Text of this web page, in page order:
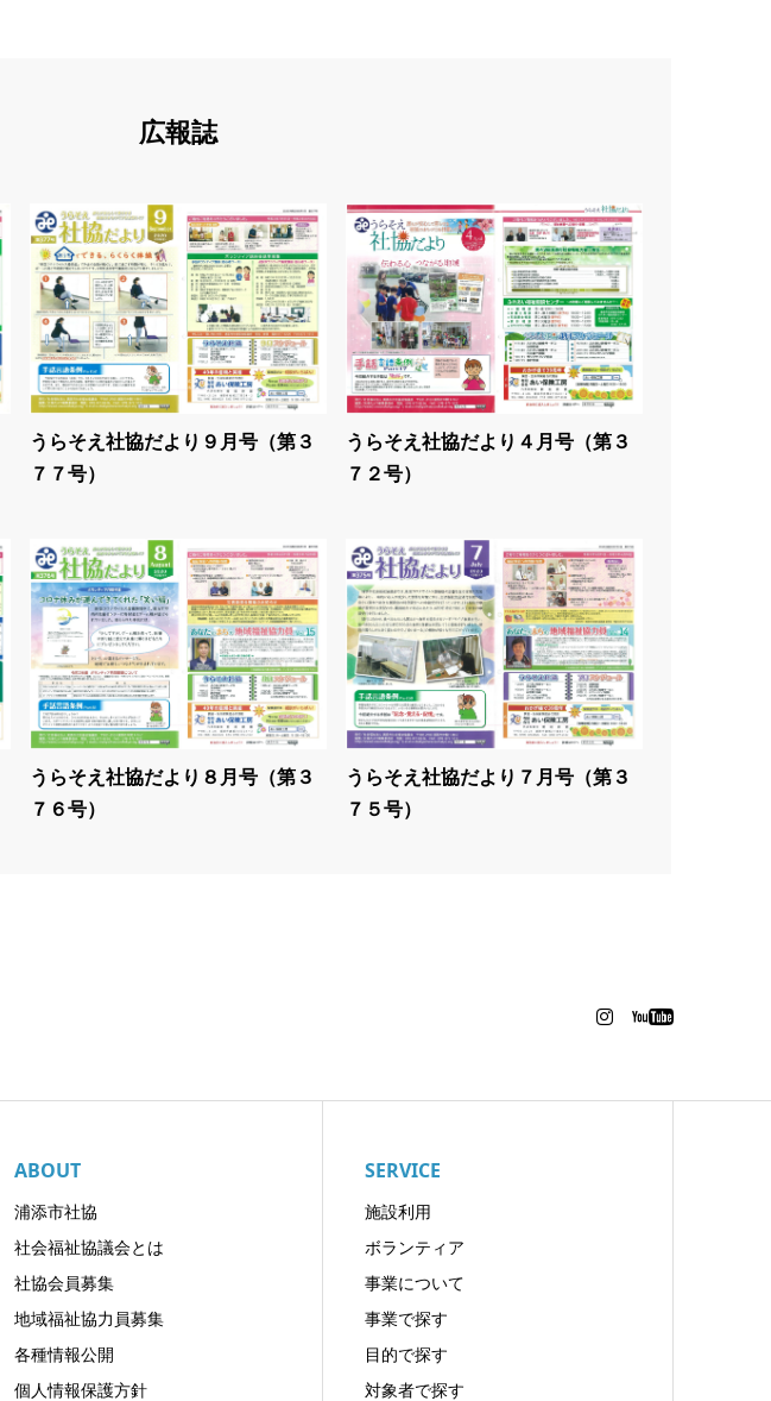
広報誌
うらそえ社協だより９月号（第３
７７号）
うらそえ社協だより４月号（第３
７２号）
うらそえ社協だより８月号（第３
７６号）
うらそえ社協だより７月号（第３
７５号）
ABOUT
浦添市社協
社会福祉協議会とは
社協会員募集
地域福祉協力員募集
各種情報公開
個人情報保護方針
SERVICE
施設利用
ボランティア
事業について
事業で探す
目的で探す
対象者で探す